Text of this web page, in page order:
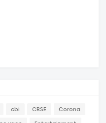
cbi CBSE
Corona